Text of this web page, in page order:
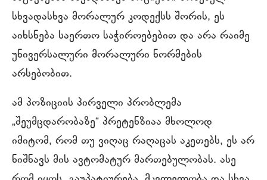
სხვადასხვა მორალურ კოდექსს შორის, ეს
აიხსნება საერთო საჭიროებებით და არა რაიმე
უნივერსალური მორალური ნორმების
არსებობით.
ამ პოზიციის პირველი პრობლემა
„შეუმცდარობაზე“ პრეტენზიაა მხოლოდ
იმიტომ, რომ თუ ვიღაც რაღაცას აკეთებს, ეს არ
ნიშნავს მის ავტომატურ მართებულობას. ასე